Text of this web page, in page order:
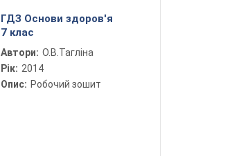
ГДЗ Основи здоров'я
7 клас
Автори: О.В.Тагліна
Рік: 2014
Опис: Робочий зошит